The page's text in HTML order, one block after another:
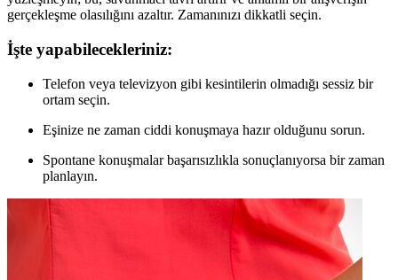
gerçekleşme olasılığını azaltır. Zamanınızı dikkatli seçin.
İşte yapabilecekleriniz:
Telefon veya televizyon gibi kesintilerin olmadığı sessiz bir
ortam seçin.
Eşinize ne zaman ciddi konuşmaya hazır olduğunu sorun.
Spontane konuşmalar başarısızlıkla sonuçlanıyorsa bir zaman
planlayın.